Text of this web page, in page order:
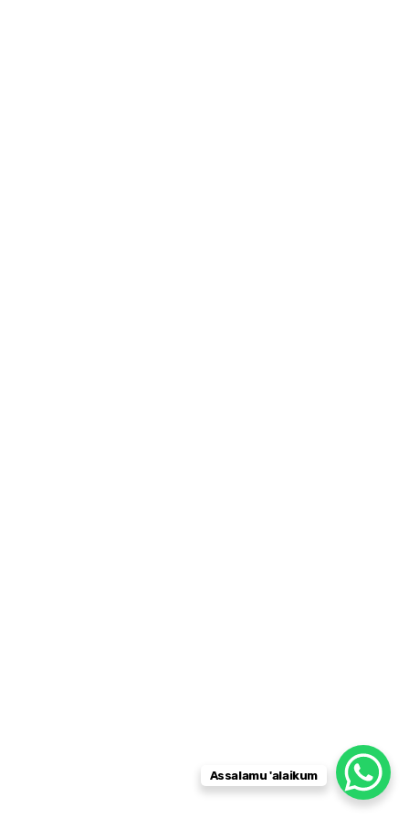
Assalamu 'alaikum